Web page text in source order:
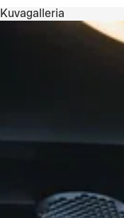
Kuvagalleria